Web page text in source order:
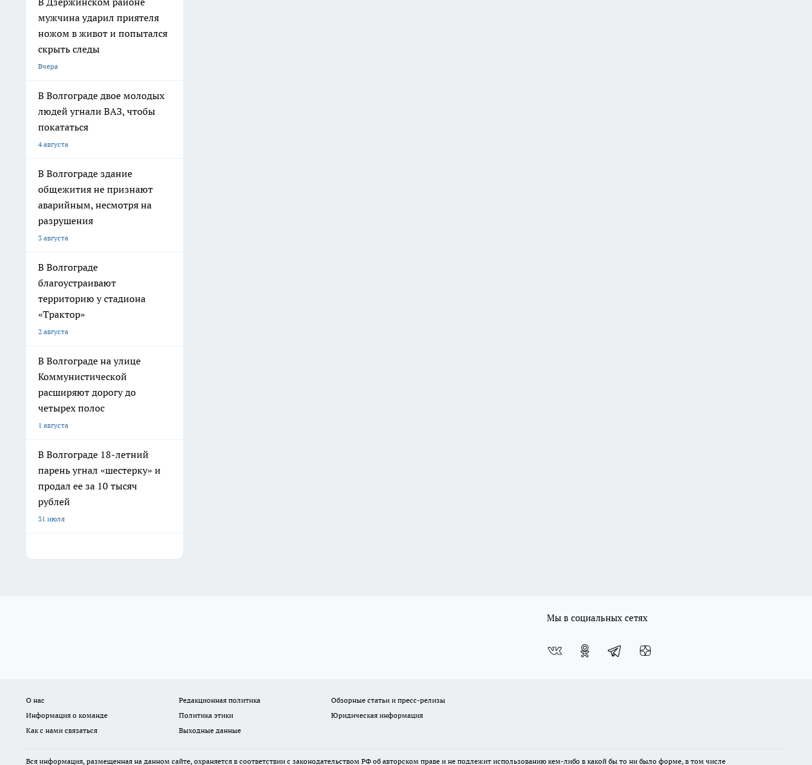
мужчина ударил приятеля
ножом в живот и попытался
скрыть следы
Вчера
В Волгограде двое молодых
людей угнали ВАЗ, чтобы
покататься
4 августа
В Волгограде здание
общежития не признают
аварийным, несмотря на
разрушения
3 августа
В Волгограде
благоустраивают
территорию у стадиона
«Трактор»
2 августа
В Волгограде на улице
Коммунистической
расширяют дорогу до
четырех полос
1 августа
В Волгограде 18-летний
парень угнал «шестерку» и
продал ее за 10 тысяч
рублей
31 июля
Мы в социальных сетях
О нас Редакционная политика
Обзорные статьи и пресс-релизы
Информация о команде
Политика этики
Юридическая информация
Как с нами связаться
Выходные данные
Вся информация, размещенная на данном сайте, охраняется в соответствии с законодательством РФ об авторском праве и не подлежит использованию кем-либо в какой бы то ни было форме, в том числе